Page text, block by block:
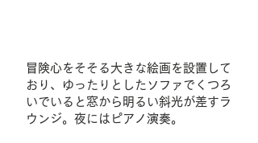
冒険心をそそる大きな絵画を設置して
おり、ゆったりとしたソファでくつろ
いでいると窓から明るい斜光が差すラ
ウンジ。夜にはピアノ演奏。